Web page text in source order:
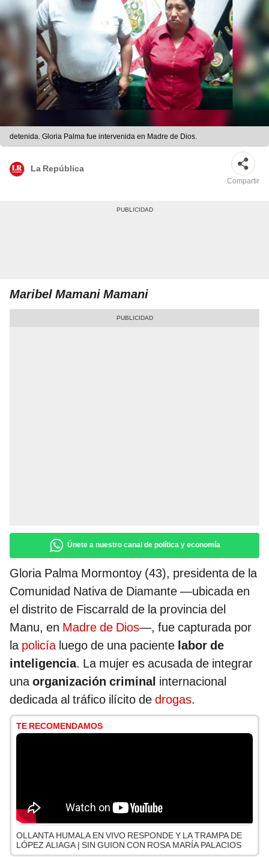
detenida. Gloria Palma fue intervenida en Madre de Dios.
La República
Compartir
Maribel Mamani Mamani
Únete a nuestro canal de política y economía
Gloria Palma Mormontoy (43), presidenta de la
Comunidad Nativa de Diamante —ubicada en
el distrito de Fiscarrald de la provincia del
Manu, en Madre de Dios—, fue capturada por
la policíaluego de una paciente labor de
inteligencia. La mujer es acusada de integrar
unaorganización criminal internacional
dedicada al tráfico ilícito de drogas.
TE RECOMENDAMOS
OLLANTA HUMALA EN VIVO RESPONDE Y LA TRAMPA DE
LÓPEZ ALIAGA | SIN GUION CON ROSA MARÍA PALACIOS